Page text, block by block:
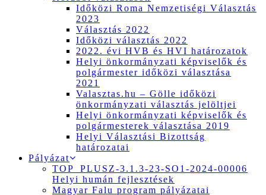
Időközi Roma Nemzetiségi Választás
2023
Választás 2022
Időközi választás 2022
2022. évi HVB és HVI határozatok
Helyi önkormányzati képviselők és
polgármester időközi választása
2021
Valasztas.hu – Gölle időközi
önkormányzati választás jelöltjei
Helyi önkormányzati képviselők és
polgármesterek választása 2019
Helyi Választási Bizottság
határozatai
Pályázat
TOP_PLUSZ-3.1.3-23-SO1-2024-00006
Helyi humán fejlesztések
Magyar Falu program pályázatai